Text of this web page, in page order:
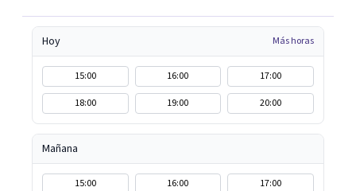
Hoy Más horas
15:00 16:00
17:00
18:00
19:00 20:00
Mañana
15:00 16:00
17:00